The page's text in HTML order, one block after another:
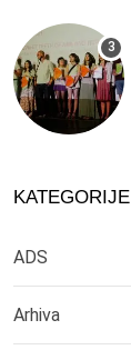
KATEGORIJE
ADS
Arhiva